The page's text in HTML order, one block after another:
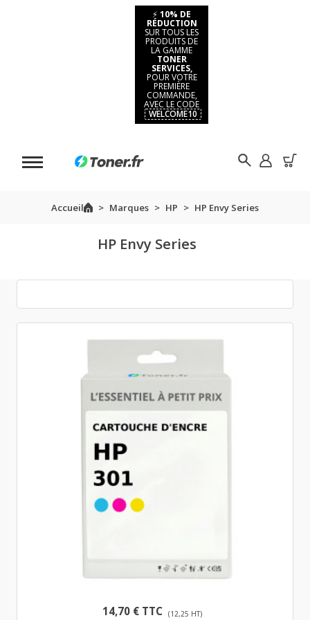
⚡ 10% DE
RÉDUCTION
SUR TOUS LES
PRODUITS DE
LA GAMME
TONER
SERVICES,
POUR VOTRE
PREMIÈRE
COMMANDE,
AVEC LE CODE
WELCOME10
Accueil Marques HP HP Envy Series
HP Envy Series
14,70 € TTC (12,25 HT)